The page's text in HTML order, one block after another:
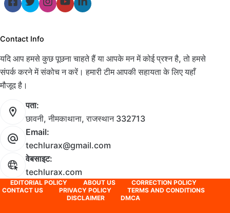
Contact Info
यदि आप हमसे कुछ पूछना चाहते हैं या आपके मन में कोई प्रश्न है, तो हमसे
संपर्क करने में संकोच न करें। हमारी टीम आपकी सहायता के लिए यहाँ
मौजूद है।
पता:
छावनी, नीमकाथाना, राजस्थान 332713
Email:
techlurax@gmail.com
वेबसाइट:
techlurax.com
EDITORIAL POLICY ABOUT US
CORRECTION POLICY
CONTACT US
PRIVACY POLICY
TERMS AND CONDITIONS
DISCLAIMER
DMCA